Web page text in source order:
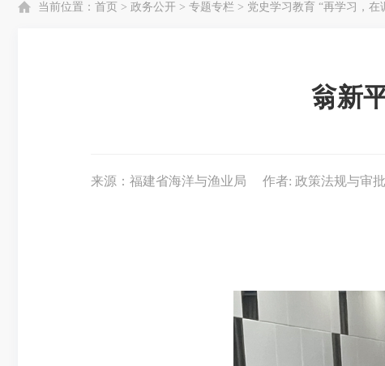
当前位置： 首页 > 政务公开 > 专题专栏 > 党史学习教育 “再学习，
翁新
来源：福建省海洋与渔业局 作者: 政策法规与审